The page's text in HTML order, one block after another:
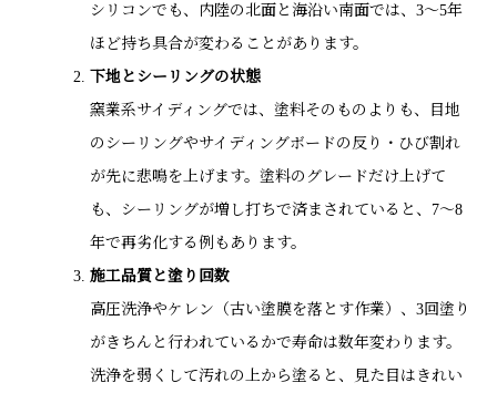
シリコンでも、内陸の北面と海沿い南面では、3～5年
ほど持ち具合が変わることがあります。
下地とシーリングの状態
窯業系サイディングでは、塗料そのものよりも、目地
のシーリングやサイディングボードの反り・ひび割れ
が先に悲鳴を上げます。塗料のグレードだけ上げて
も、シーリングが増し打ちで済まされていると、7～8
年で再劣化する例もあります。
施工品質と塗り回数
高圧洗浄やケレン（古い塗膜を落とす作業）、3回塗り
がきちんと行われているかで寿命は数年変わります。
洗浄を弱くして汚れの上から塗ると、見た目はきれい